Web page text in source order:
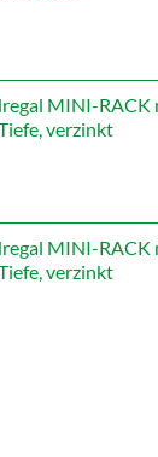
MINI-RACK
verzinkt
MINI-RACK
verzinkt